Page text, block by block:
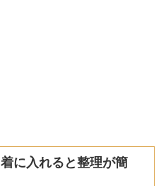
に入れると整理が簡